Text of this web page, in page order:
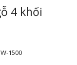
4 khối